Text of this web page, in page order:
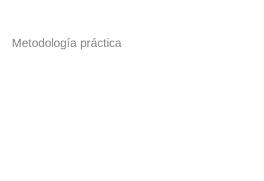
Metodología práctica